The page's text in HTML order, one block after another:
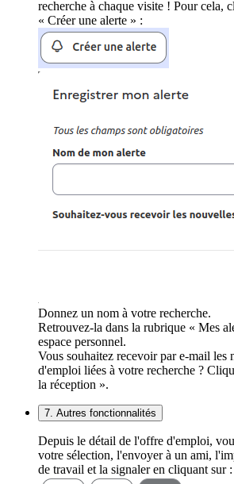
recherche à chaque visite ! Pour cela,
« Créer une alerte » :
Donnez un nom à votre recherche.
Retrouvez-la dans la rubrique « Mes
espace personnel.
Vous souhaitez recevoir par e-mail les
d'emploi liées à votre recherche ?
la réception ».
7. Autres fonctionnalités
Depuis le détail de l'offre d'emploi,
votre sélection, l'envoyer à un ami,
de travail et la signaler en cliquant sur :